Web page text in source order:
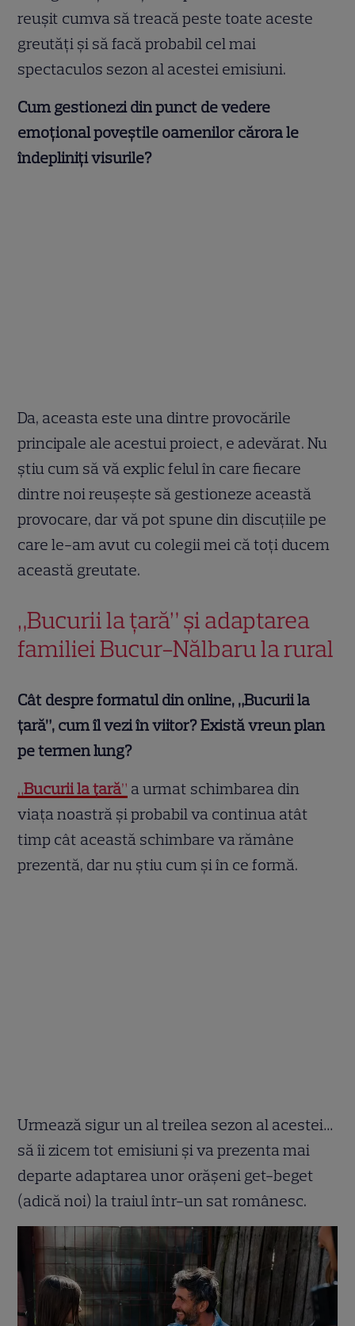
reușit cumva să treacă peste toate aceste
greutăți și să facă probabil cel mai
spectaculos sezon al acestei emisiuni.
Cum gestionezi din punct de vedere
emoțional poveștile oamenilor cărora le
îndepliniți visurile?
Da, aceasta este una dintre provocările
principale ale acestui proiect, e adevărat. Nu
știu cum să vă explic felul în care fiecare
dintre noi reușește să gestioneze această
provocare, dar vă pot spune din discuțiile pe
care le-am avut cu colegii mei că toți ducem
această greutate.
„Bucurii la țară” și adaptarea
familiei Bucur-Nălbaru la rural
Cât despre formatul din online, „Bucurii la
țară”, cum îl vezi în viitor? Există vreun plan
pe termen lung?
„Bucurii la țară” a urmat schimbarea din
viața noastră și probabil va continua atât
timp cât această schimbare va rămâne
prezentă, dar nu știu cum și în ce formă.
Urmează sigur un al treilea sezon al acestei…
să îi zicem tot emisiuni și va prezenta mai
departe adaptarea unor orășeni get-beget
(adică noi) la traiul într-un sat românesc.